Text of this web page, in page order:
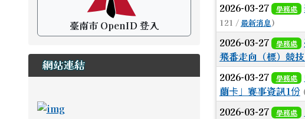
臺南市 OpenID 登入
網站連結
ink to https://newstd.tn.edu.tw \_blank
link to https://newstd.tn.edu.tw \_blank
link to http://course.tn.edu.tw/
link to http://www2.tn.edu.tw/hlearning/Index.html
2026-03-27 學務處
121 / 最新消息)
2026-03-27 學務處
飛番走向（標）競技
2026-03-27 學務處
蘭卡」賽事資訊1份
2026-03-27 學務處